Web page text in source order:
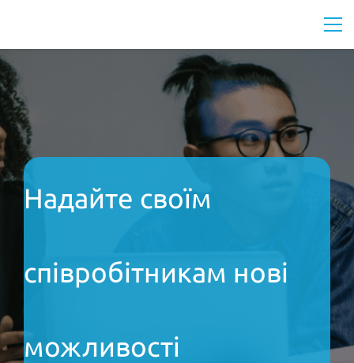
Надайте своїм
співробітникам нові
можливості